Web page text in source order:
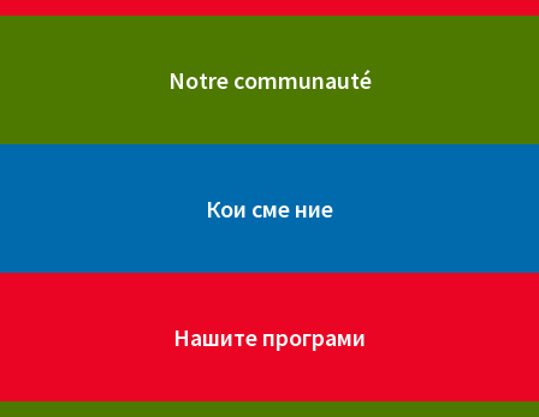
Notre communauté
Кои сме ние
Нашите програми